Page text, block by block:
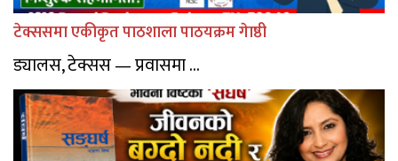
टेक्ससमा एकीकृत पाठशाला पाठयक्रम गेाष्ठी
ड्यालस, टेक्सस — प्रवासमा ...